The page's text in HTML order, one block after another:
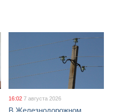
16:02 7 августа 2026
В Железнодорожном